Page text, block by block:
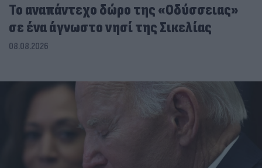
To αναπάντεχο δώρο της «Οδύσσειας»
σε ένα άγνωστο νησί της Σικελίας
08.08.2026